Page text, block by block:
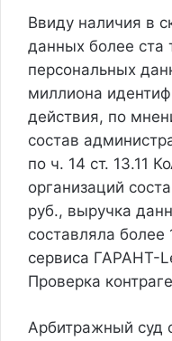
Ввиду наличия в
данных более ста
персональных
миллиона
действия, по
состав
по ч. 14 ст. 13.11
организаций
руб., выручка
составляла
сервиса ГАРАНТ-
Проверка
Арбитражный суд